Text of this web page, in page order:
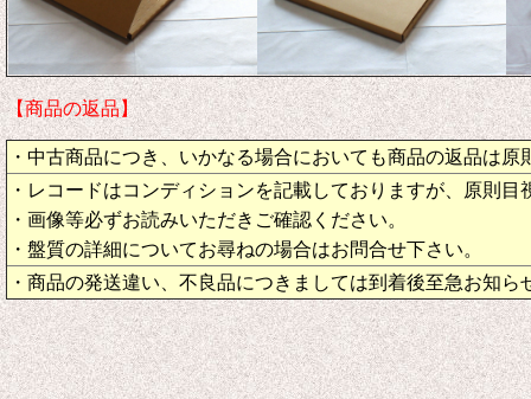
【商品の返品】
・中古商品につき、いかなる場合においても商品の返品は原
・レコードはコンディションを記載しておりますが、原則目
・画像等必ずお読みいただきご確認ください。
・盤質の詳細についてお尋ねの場合はお問合せ下さい。
・商品の発送違い、不良品につきましては到着後至急お知ら